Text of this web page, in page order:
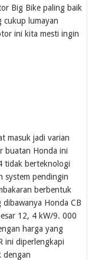
Big Bike paling baik
cukup lumayan
ini kita mesti ingin
masuk jadi varian
buatan Honda ini
tidak berteknologi
system pendingin
berbentuk
Honda CB
12, 4 kW/9. 000
harga yang
ini diperlengkapi
dengan